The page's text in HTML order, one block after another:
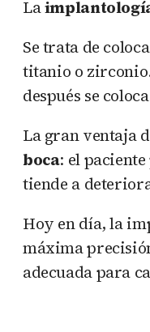
La
Se trata de
titanio o
después se
La gran ventaja
boca: el
tiende a
Hoy en día, la
máxima
adecuada para